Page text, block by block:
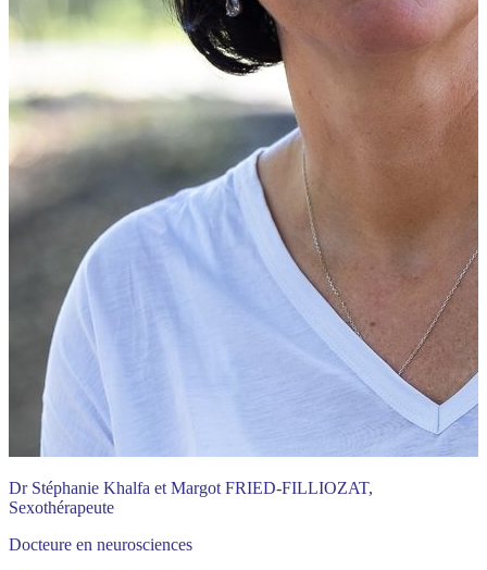
Dr Stéphanie Khalfa et Margot FRIED-FILLIOZAT,
Sexothérapeute
Docteure en neurosciences